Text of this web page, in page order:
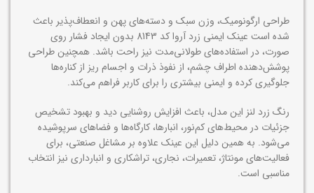
طراحی ارگونومیک، وزن سبک و دسته‌های پهن و انعطاف‌پذیر باعث
شده است عینک ایمنی زرد آروا کد 8143 بدون ایجاد فشار روی
صورت، در استفاده‌های طولانی‌مدت نیز راحت باشد. همچنین طراحی
پوشش‌دهنده اطراف چشم، از نفوذ ذرات و اجسام ریز از کناره‌ها
جلوگیری کرده و ایمنی بیشتری را برای کاربر فراهم می‌کند.
رنگ زرد لنز این مدل، باعث افزایش روشنایی دید و بهبود تشخیص
جزئیات در محیط‌های کم‌نور، انبارها، کارگاه‌ها و فضاهای سرپوشیده
می‌شود. به همین دلیل این عینک علاوه بر مشاغل صنعتی، برای
فعالیت‌های مونتاژ، تعمیرات، نجاری، تراشکاری و انبارداری نیز انتخاب
مناسبی است.